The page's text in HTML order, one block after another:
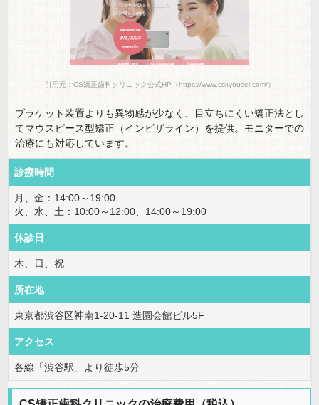
引用元：CS矯正歯科クリニック公式HP（https://www.cskyousei.com/）
ブラケット装置よりも異物感が少なく、目立ちにくい矯正法とし
てマウスピース型矯正（インビザライン）を提供。モニターでの
治療にも対応しています。
診療時間
月、金：14:00～19:00
火、水、土：10:00～12:00、14:00～19:00
休診日
木、日、祝
所在地
東京都渋谷区神南1-20-11 造園会館ビル5F
アクセス
各線「渋谷駅」より徒歩5分